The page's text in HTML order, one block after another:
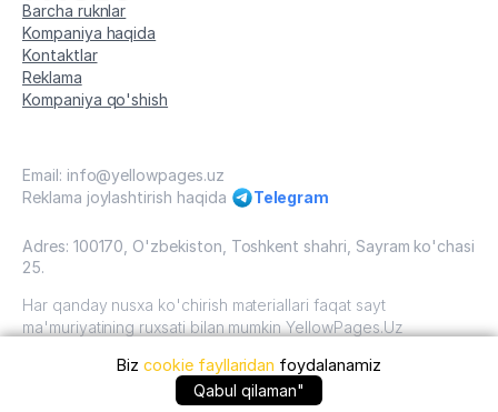
+99872 ... qo'ng'iroq qilish
Barcha ruknlar
Kompaniya haqida
Kontaktlar
Reklama
Kompaniya qo'shish
Email: info@yellowpages.uz
Reklama joylashtirish haqida
Telegram
Adres: 100170, O'zbekiston, Toshkent shahri, Sayram ko'chasi
25.
Har qanday nusxa ko'chirish materiallari faqat sayt
ma'muriyatining ruxsati bilan mumkin YellowPages.Uz
O'zbekiston, 2009 - 2026 / O'zbekiston "sariq
sahifalar"mualliflik huquqi. Barcha huquqlar himoyalangan.
Bizcookie fayllaridan foydalanamiz
Qabul qilaman"